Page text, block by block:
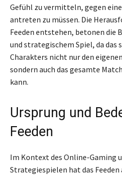
Gefühl zu vermitteln, gegen
antreten zu müssen. Die
Feeden entstehen, betonen die
und strategischem Spiel, da das
Charakters nicht nur den
sondern auch das gesamte
kann.
Ursprung und
Feeden
Im Kontext des Online-Gaming
Strategiespielen hat das